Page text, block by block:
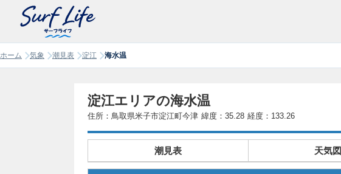
ホーム 気象 潮見表 淀江 海水温
淀江エリアの海水温
住所：鳥取県米子市淀江町今津 緯度：35.28 経度：133.26
潮見表 天気図